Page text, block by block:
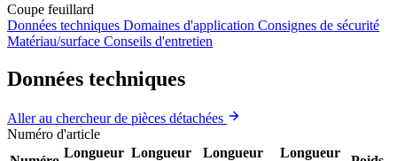
Coupe feuillard
Données techniques Domaines d'application Consignes de sécurité
Matériau/surface Conseils d'entretien
Données techniques
Aller au chercheur de pièces détachées
Numéro d'article
Longueur Longueur
Longueur
Longueur